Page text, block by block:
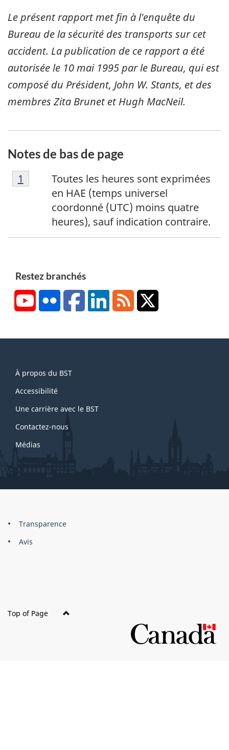
Le présent rapport met fin à l'enquête du
Bureau de la sécurité des transports sur cet
accident. La publication de ce rapport a été
autorisée le 10 mai 1995par le Bureau, qui est
composé du Président, John W. Stants, et des
membres Zita Brunet et Hugh MacNeil.
Notes de bas de page
N
o
Toutes les heures sont exprimées
en HAE (temps universel
coordonné (UTC) moins quatre
heures), sauf indication contraire.
Retour à la référence de la note de bas de
1
Restez branchés
YouTubeFlickr FacebookLinkedInRSS
this
site
À propos du BST
Accessibilité
Une carrière avec le BST
Contactez-nous
Médias
About
this
Brand
Transparence
Avis
Top of Page